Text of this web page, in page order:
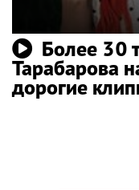
Более 30
Тарабарова
дорогие